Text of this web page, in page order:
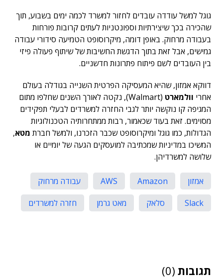
גוגל למשל עודדה עובדים לחזור למשרד לכמה ימים בשבוע, תוך
שהכירה בכך שיצירתיות וספונטניות לעתים קרובות פורחות
בעבודה מרחוק. באופן דומה, מיקרוסופט הטמיעה סידורי עבודה
גמישים, אבל זאת בתוך הדגשת החשיבות של שיתוף פעולה פיזי
בין העובדים לשם פיתוח פתרונות חדשניים.
דווקא אמזון, שהיא המעסיקה הפרטית השנייה בגודלה בעולם
אחרי וולמארט
(Walmart), נקטה לאורך השנים שחלפו מתום
המגיפה קו נוקשה יותר לגבי החזרה למשרדים לבעלי תפקידים
מסוימים. זאת בעוד שכאמור, רבות ממתחרותיה הטכנולוגיות
הגדולות, כמו גוגל ומיקרוסופט שכבר הזכרנו, ולמשל חברת מטא,
המשיכו במדיניות שמכתיבה למועסקים הגעה של יומיים או
שלושה למשרדיהן.
אמזון Amazon
AWS
עבודה מרחוק
Slack
סלאק מאט גרמן חזרה למשרדים
תגובות (0)